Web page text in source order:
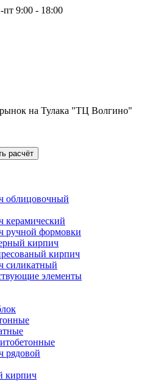
9:00 - 18:00
на Тулака "ТЦ Волгино"
расчёт
облицовочный
керамический
ручной формовки
кирпич
кирпич
силикатный
элементы
рядовой
кирпич